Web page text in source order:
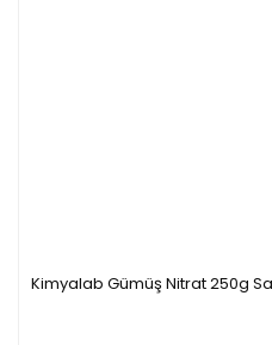
Kimyalab Gümüş Nitrat 250g